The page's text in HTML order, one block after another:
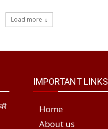
Load more
IMPORTANT LINKS
Home
About us